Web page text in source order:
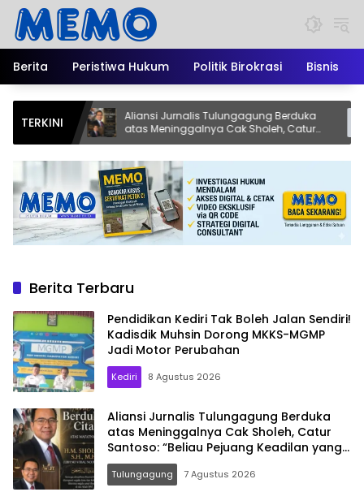
Langsung
konten
Berita
Peristiwa Hukum Politik Birokrasi Bisnis
TERKINI
Aliansi Jurnalis Tulungagung Berduka
atas Meninggalnya Cak Sholeh, Catur
Santoso: “Beliau Pejuang Keadilan yang
Berita Terbaru
Pendidikan Kediri Tak Boleh Jalan Sendiri!
Kadisdik Muhsin Dorong MKKS-MGMP
Jadi Motor Perubahan
Kediri 8 Agustus 2026
Aliansi Jurnalis Tulungagung Berduka
atas Meninggalnya Cak Sholeh, Catur
Santoso: “Beliau Pejuang Keadilan yang
Vokal”
Tulungagung 7 Agustus 2026